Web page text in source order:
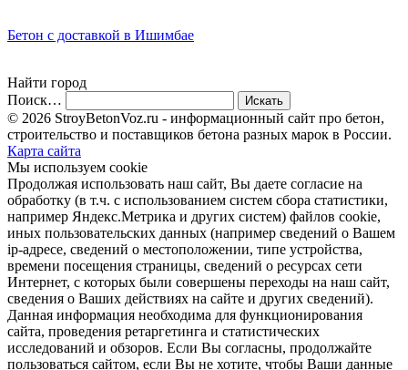
Бетон с доставкой в Ишимбае
Найти город
Поиск…
© 2026 StroyBetonVoz.ru - информационный сайт про бетон,
строительство и поставщиков бетона разных марок в России.
Карта сайта
Мы используем cookie
Продолжая использовать наш cайт, Вы даете согласие на
обработку (в т.ч. с использованием систем сбора статистики,
например Яндекс.Метрика и других систем) файлов cookie,
иных пользовательских данных (например сведений о Вашем
ip-адресе, сведений о местоположении, типе устройства,
времени посещения страницы, сведений о ресурсах сети
Интернет, с которых были совершены переходы на наш сайт,
сведения о Ваших действиях на сайте и других сведений).
Данная информация необходима для функционирования
сайта, проведения ретаргетинга и статистических
исследований и обзоров. Если Вы согласны, продолжайте
пользоваться сайтом, если Вы не хотите, чтобы Ваши данные